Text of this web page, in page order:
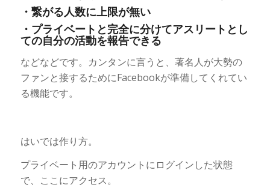
・繋がる人数に上限が無い
・プライベートと完全に分けてアスリートとし
ての自分の活動を報告できる
などなどです。カンタンに言うと、著名人が大勢の
ファンと接するためにFacebookが準備してくれてい
る機能です。
はいでは作り方。
プライベート用のアカウントにログインした状態
で、ここにアクセス。